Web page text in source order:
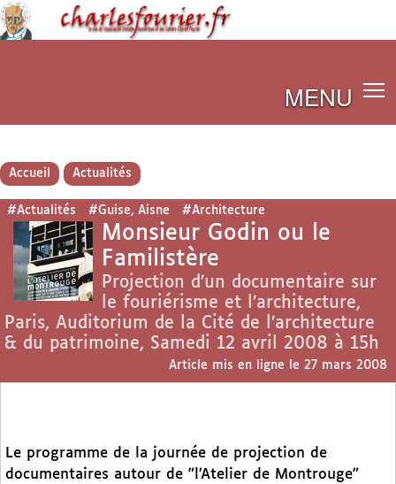
MENU
Accueil Actualités
#Actualités #Guise, Aisne #Architecture
Monsieur Godin ou le
Familistère
Projection d’un documentaire sur
le fouriérisme et l’architecture,
Paris, Auditorium de la Cité de l’architecture
& du patrimoine, Samedi 12 avril 2008 à 15h
Article mis en ligne le 27 mars 2008
Le programme de la journée de projection de
documentaires autour de "l’Atelier de Montrouge"